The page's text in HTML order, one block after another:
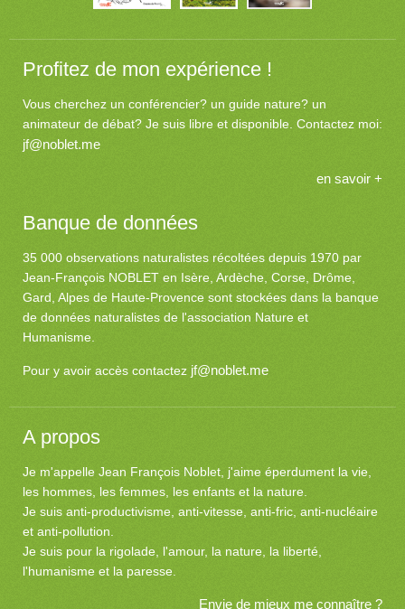
Profitez de mon expérience !
Vous cherchez un conférencier? un guide nature? un
animateur de débat? Je suis libre et disponible. Contactez moi:
jf@noblet.me
en savoir +
Banque de données
35 000 observations naturalistes récoltées depuis 1970 par
Jean-François NOBLET en Isère, Ardèche, Corse, Drôme,
Gard, Alpes de Haute-Provence sont stockées dans la banque
de données naturalistes de l'association Nature et
Humanisme.
Pour y avoir accès contactez jf@noblet.me
A propos
Je m'appelle Jean François Noblet, j'aime éperdument la vie,
les hommes, les femmes, les enfants et la nature.
Je suis anti-productivisme, anti-vitesse, anti-fric, anti-nucléaire
et anti-pollution.
Je suis pour la rigolade, l'amour, la nature, la liberté,
l'humanisme et la paresse.
Envie de mieux me connaître ?